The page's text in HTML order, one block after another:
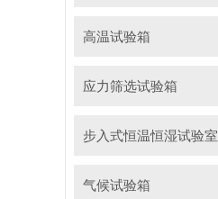
高温试验箱
应力筛选试验箱
步入式恒温恒湿试验室
气候试验箱